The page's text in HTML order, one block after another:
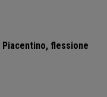
flessione